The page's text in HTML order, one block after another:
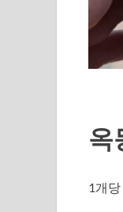
옥
1개당